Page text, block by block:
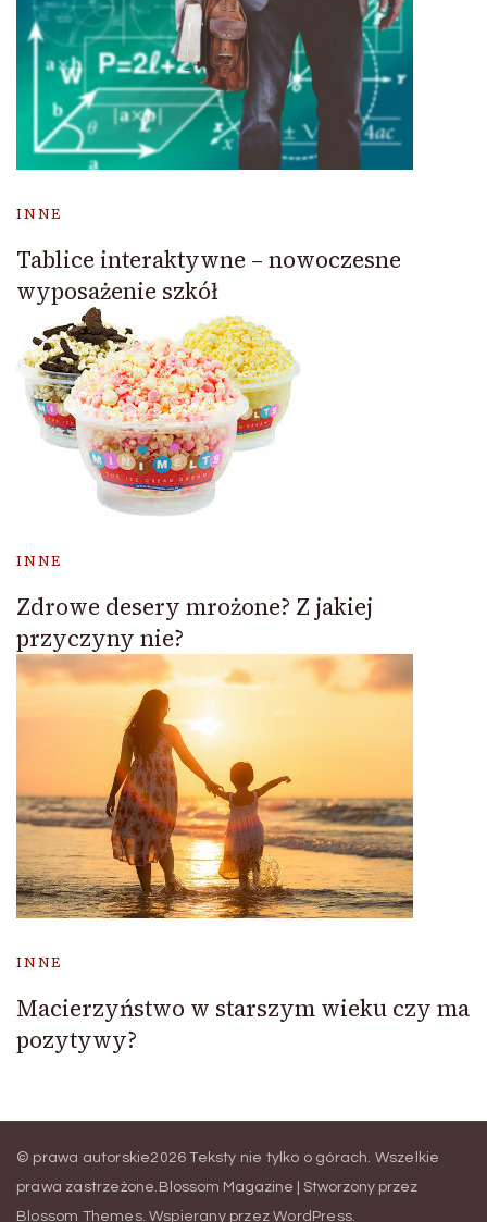
INNE
Tablice interaktywne – nowoczesne
wyposażenie szkół
INNE
Zdrowe desery mrożone? Z jakiej
przyczyny nie?
INNE
Macierzyństwo w starszym wieku czy ma
pozytywy?
© prawa autorskie2026Teksty nie tylko o górach . Wszelkie
prawa zastrzeżone. Blossom Magazine | Stworzony przez
Blossom Themes. Wspierany przezWordPress